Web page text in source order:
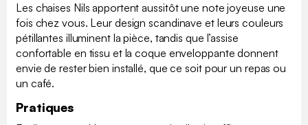
Les chaises Nils apportent aussitôt une note joyeuse une
fois chez vous. Leur design scandinave et leurs couleurs
pétillantes illuminent la pièce, tandis que l’assise
confortable en tissu et la coque enveloppante donnent
envie de rester bien installé, que ce soit pour un repas ou
un café.
Pratiques